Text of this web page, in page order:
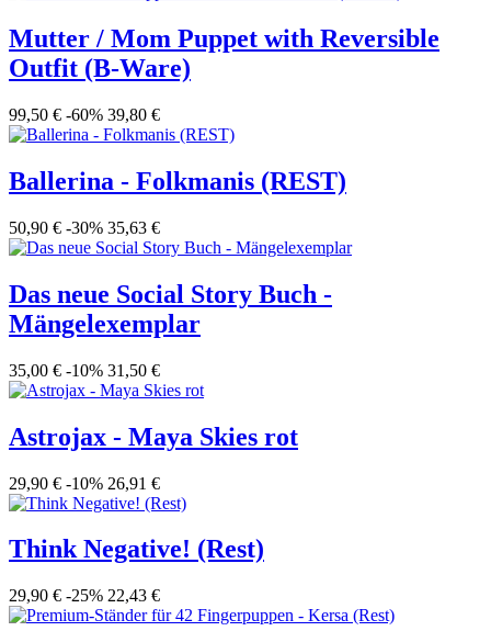
Mutter / Mom Puppet with Reversible
Outfit (B-Ware)
99,50 € -60% 39,80 €
Ballerina - Folkmanis (REST)
50,90 € -30% 35,63 €
Das neue Social Story Buch -
Mängelexemplar
35,00 € -10% 31,50 €
Astrojax - Maya Skies rot
29,90 € -10% 26,91 €
Think Negative! (Rest)
29,90 € -25% 22,43 €